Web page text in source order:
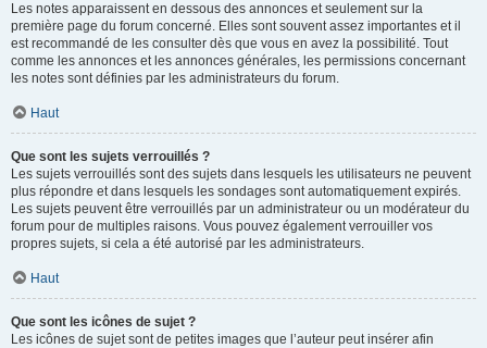
Les notes apparaissent en dessous des annonces et seulement sur la
première page du forum concerné. Elles sont souvent assez importantes et il
est recommandé de les consulter dès que vous en avez la possibilité. Tout
comme les annonces et les annonces générales, les permissions concernant
les notes sont définies par les administrateurs du forum.
Haut
Que sont les sujets verrouillés ?
Les sujets verrouillés sont des sujets dans lesquels les utilisateurs ne peuvent
plus répondre et dans lesquels les sondages sont automatiquement expirés.
Les sujets peuvent être verrouillés par un administrateur ou un modérateur du
forum pour de multiples raisons. Vous pouvez également verrouiller vos
propres sujets, si cela a été autorisé par les administrateurs.
Haut
Que sont les icônes de sujet ?
Les icônes de sujet sont de petites images que l’auteur peut insérer afin